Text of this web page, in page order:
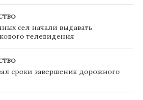
сел начали выдавать
телевидения
сроки завершения дорожного